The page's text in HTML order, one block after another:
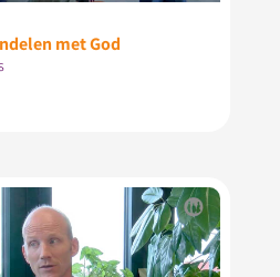
met God